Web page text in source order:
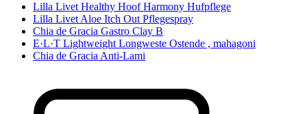
Lilla Livet Healthy Hoof Harmony Hufpflege
Lilla Livet Aloe Itch Out Pflegespray
Chia de Gracia Gastro Clay B
E·L·T Lightweight Longweste Ostende , mahagoni
Chia de Gracia Anti-Lami